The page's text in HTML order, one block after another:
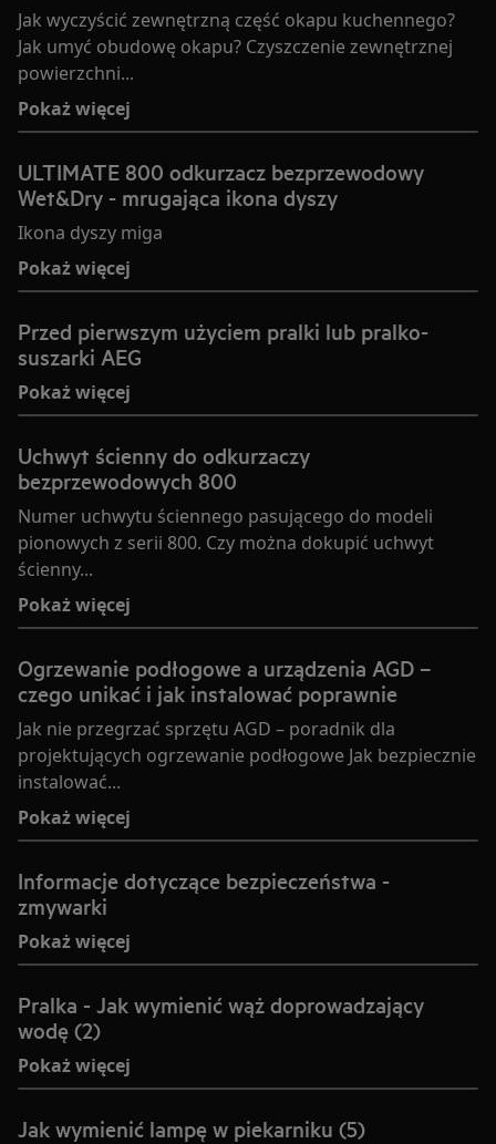
Jak wyczyścić zewnętrzną część okapu kuchennego?
Jak umyć obudowę okapu? Czyszczenie zewnętrznej
powierzchni...
Pokaż więcej
ULTIMATE 800 odkurzacz bezprzewodowy
Wet&Dry - mrugająca ikona dyszy
Ikona dyszy miga
Pokaż więcej
Przed pierwszym użyciem pralki lub pralko-
suszarki AEG
Pokaż więcej
Uchwyt ścienny do odkurzaczy
bezprzewodowych 800
Numer uchwytu ściennego pasującego do modeli
pionowych z serii 800. Czy można dokupić uchwyt
ścienny...
Pokaż więcej
Ogrzewanie podłogowe a urządzenia AGD –
czego unikać i jak instalować poprawnie
Jak nie przegrzać sprzętu AGD – poradnik dla
projektujących ogrzewanie podłogowe Jak bezpiecznie
instalować...
Pokaż więcej
Informacje dotyczące bezpieczeństwa -
zmywarki
Pokaż więcej
Pralka - Jak wymienić wąż doprowadzający
wodę (2)
Pokaż więcej
Jak wymienić lampę w piekarniku (5)